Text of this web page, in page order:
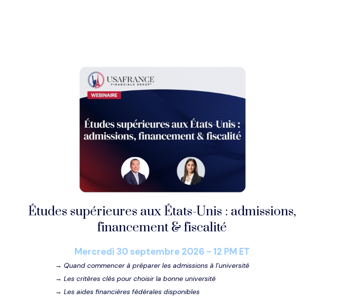
Études supérieures aux États-Unis : admissions,
financement & fiscalité
Mercredi 30 septembre 2026 - 12 PM ET
→ Quand commencer à préparer les admissions à l’université
→ Les critères clés pour choisir la bonne université
→ Les aides financières fédérales disponibles